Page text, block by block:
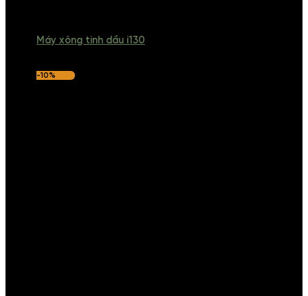
Máy xông tinh dầu i130
-10%